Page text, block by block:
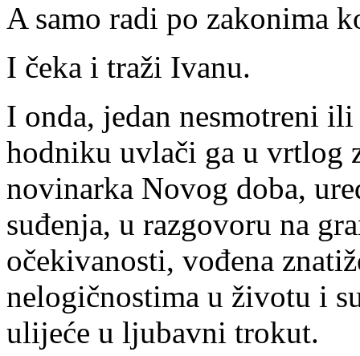
A samo radi po zakonima
I čeka i traži Ivanu.
I onda, jedan nesmotreni
hodniku uvlači ga u vrtlog
novinarka Novog doba,
suđenja, u razgovoru na
očekivanosti, vođena
nelogičnostima u životu i
ulijeće u ljubavni trokut.